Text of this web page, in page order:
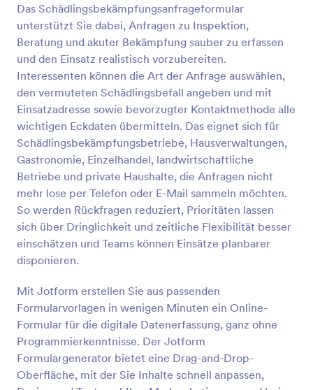
Das Schädlingsbekämpfungsanfrageformular
unterstützt Sie dabei, Anfragen zu Inspektion,
Beratung und akuter Bekämpfung sauber zu erfassen
und den Einsatz realistisch vorzubereiten.
Interessenten können die Art der Anfrage auswählen,
den vermuteten Schädlingsbefall angeben und mit
Einsatzadresse sowie bevorzugter Kontaktmethode alle
wichtigen Eckdaten übermitteln. Das eignet sich für
Schädlingsbekämpfungsbetriebe, Hausverwaltungen,
Gastronomie, Einzelhandel, landwirtschaftliche
Betriebe und private Haushalte, die Anfragen nicht
mehr lose per Telefon oder E-Mail sammeln möchten.
So werden Rückfragen reduziert, Prioritäten lassen
sich über Dringlichkeit und zeitliche Flexibilität besser
einschätzen und Teams können Einsätze planbarer
disponieren.
Mit Jotform erstellen Sie aus passenden
Formularvorlagen in wenigen Minuten ein Online-
Formular für die digitale Datenerfassung, ganz ohne
Programmierkenntnisse. Der Jotform
Formulargenerator bietet eine Drag-and-Drop-
Oberfläche, mit der Sie Inhalte schnell anpassen,
Vorschau
Vorlage: Anfrage Zur Autovermietung
Bei dieser Vorlage: Anfrage zur Autovermietungen
handelt es sich um ein Musterformular, das
Mietdaten wie Abholort, Abholdatum, Fahrzeugtyp,